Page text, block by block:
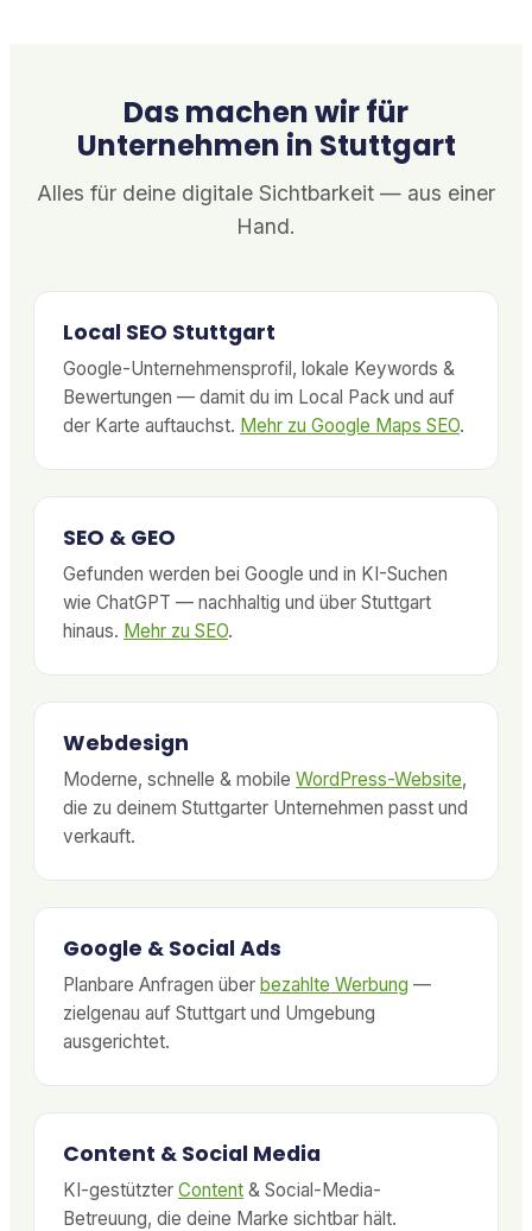
Das machen wir für
Unternehmen in Stuttgart
Alles für deine digitale Sichtbarkeit — aus einer
Hand.
Local SEO Stuttgart
Google-Unternehmensprofil, lokale Keywords &
Bewertungen — damit du im Local Pack und auf
der Karte auftauchst. Mehr zu Google Maps SEO.
SEO & GEO
Gefunden werden bei Google und in KI-Suchen
wie ChatGPT — nachhaltig und über Stuttgart
hinaus. Mehr zu SEO.
Webdesign
Moderne, schnelle & mobile WordPress-Website,
die zu deinem Stuttgarter Unternehmen passt und
verkauft.
Google & Social Ads
Planbare Anfragen über bezahlte Werbung —
zielgenau auf Stuttgart und Umgebung
ausgerichtet.
Content & Social Media
KI-gestützter Content & Social-Media-
Betreuung, die deine Marke sichtbar hält.